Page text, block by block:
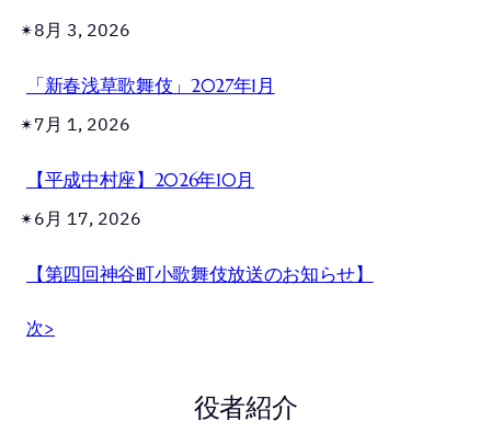
✴︎8月 3, 2026
「新春浅草歌舞伎」2027年1月
✴︎7月 1, 2026
【平成中村座】2026年10月
✴︎6月 17, 2026
【第四回神谷町小歌舞伎放送のお知らせ】
次>
役者紹介